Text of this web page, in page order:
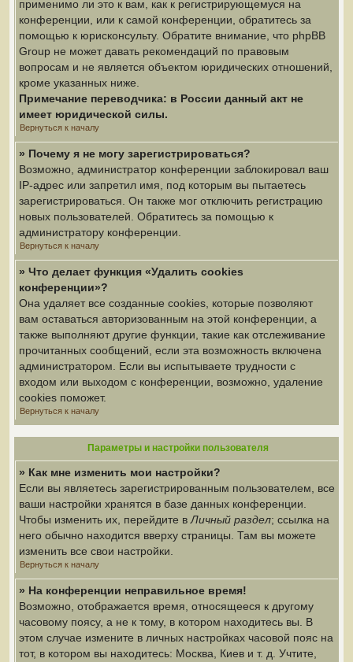
применимо ли это к вам, как к регистрирующемуся на
конференции, или к самой конференции, обратитесь за
помощью к юрисконсульту. Обратите внимание, что phpBB
Group не может давать рекомендаций по правовым
вопросам и не является объектом юридических отношений,
кроме указанных ниже.
Примечание переводчика: в России данный акт не
имеет юридической силы.
Вернуться к началу
» Почему я не могу зарегистрироваться?
Возможно, администратор конференции заблокировал ваш
IP-адрес или запретил имя, под которым вы пытаетесь
зарегистрироваться. Он также мог отключить регистрацию
новых пользователей. Обратитесь за помощью к
администратору конференции.
Вернуться к началу
» Что делает функция «Удалить cookies
конференции»?
Она удаляет все созданные cookies, которые позволяют
вам оставаться авторизованным на этой конференции, а
также выполняют другие функции, такие как отслеживание
прочитанных сообщений, если эта возможность включена
администратором. Если вы испытываете трудности с
входом или выходом с конференции, возможно, удаление
cookies поможет.
Вернуться к началу
Параметры и настройки пользователя
» Как мне изменить мои настройки?
Если вы являетесь зарегистрированным пользователем, все
ваши настройки хранятся в базе данных конференции.
Чтобы изменить их, перейдите в Личный раздел; ссылка на
него обычно находится вверху страницы. Там вы можете
изменить все свои настройки.
Вернуться к началу
» На конференции неправильное время!
Возможно, отображается время, относящееся к другому
часовому поясу, а не к тому, в котором находитесь вы. В
этом случае измените в личных настройках часовой пояс на
тот, в котором вы находитесь: Москва, Киев и т. д. Учтите,